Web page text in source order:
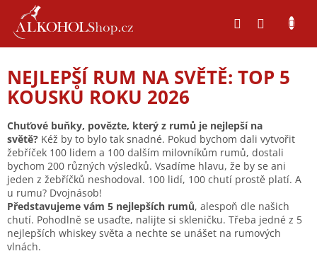
obsah
NEJLEPŠÍ RUM NA SVĚTĚ: TOP 5
KOUSKŮ ROKU 2026
Chuťové buňky, povězte, který z rumů je nejlepší na
světě? Kéž by to bylo tak snadné. Pokud bychom dali vytvořit
žebříček 100 lidem a 100 dalším milovníkům rumů, dostali
bychom 200 různých výsledků. Vsadíme hlavu, že by se ani
jeden z žebříčků neshodoval. 100 lidí, 100 chutí prostě platí. A
u rumu? Dvojnásob!
Představujeme vám 5 nejlepších rumů, alespoň dle našich
chutí. Pohodlně se usaďte, nalijte si skleničku. Třeba jedné z 5
nejlepších whiskey světa a nechte se unášet na rumových
vlnách.